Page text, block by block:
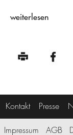
weiterlesen
Kontakt Presse
Impressum AGB